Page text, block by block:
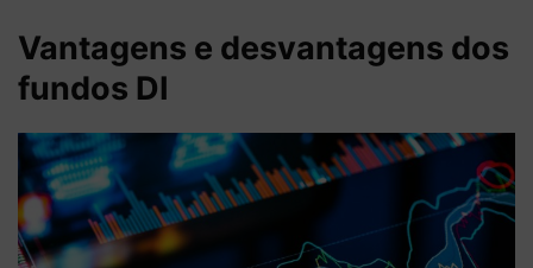
Vantagens e desvantagens dos
fundos DI